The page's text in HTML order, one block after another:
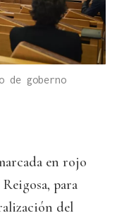
goberno
en rojo
para
del